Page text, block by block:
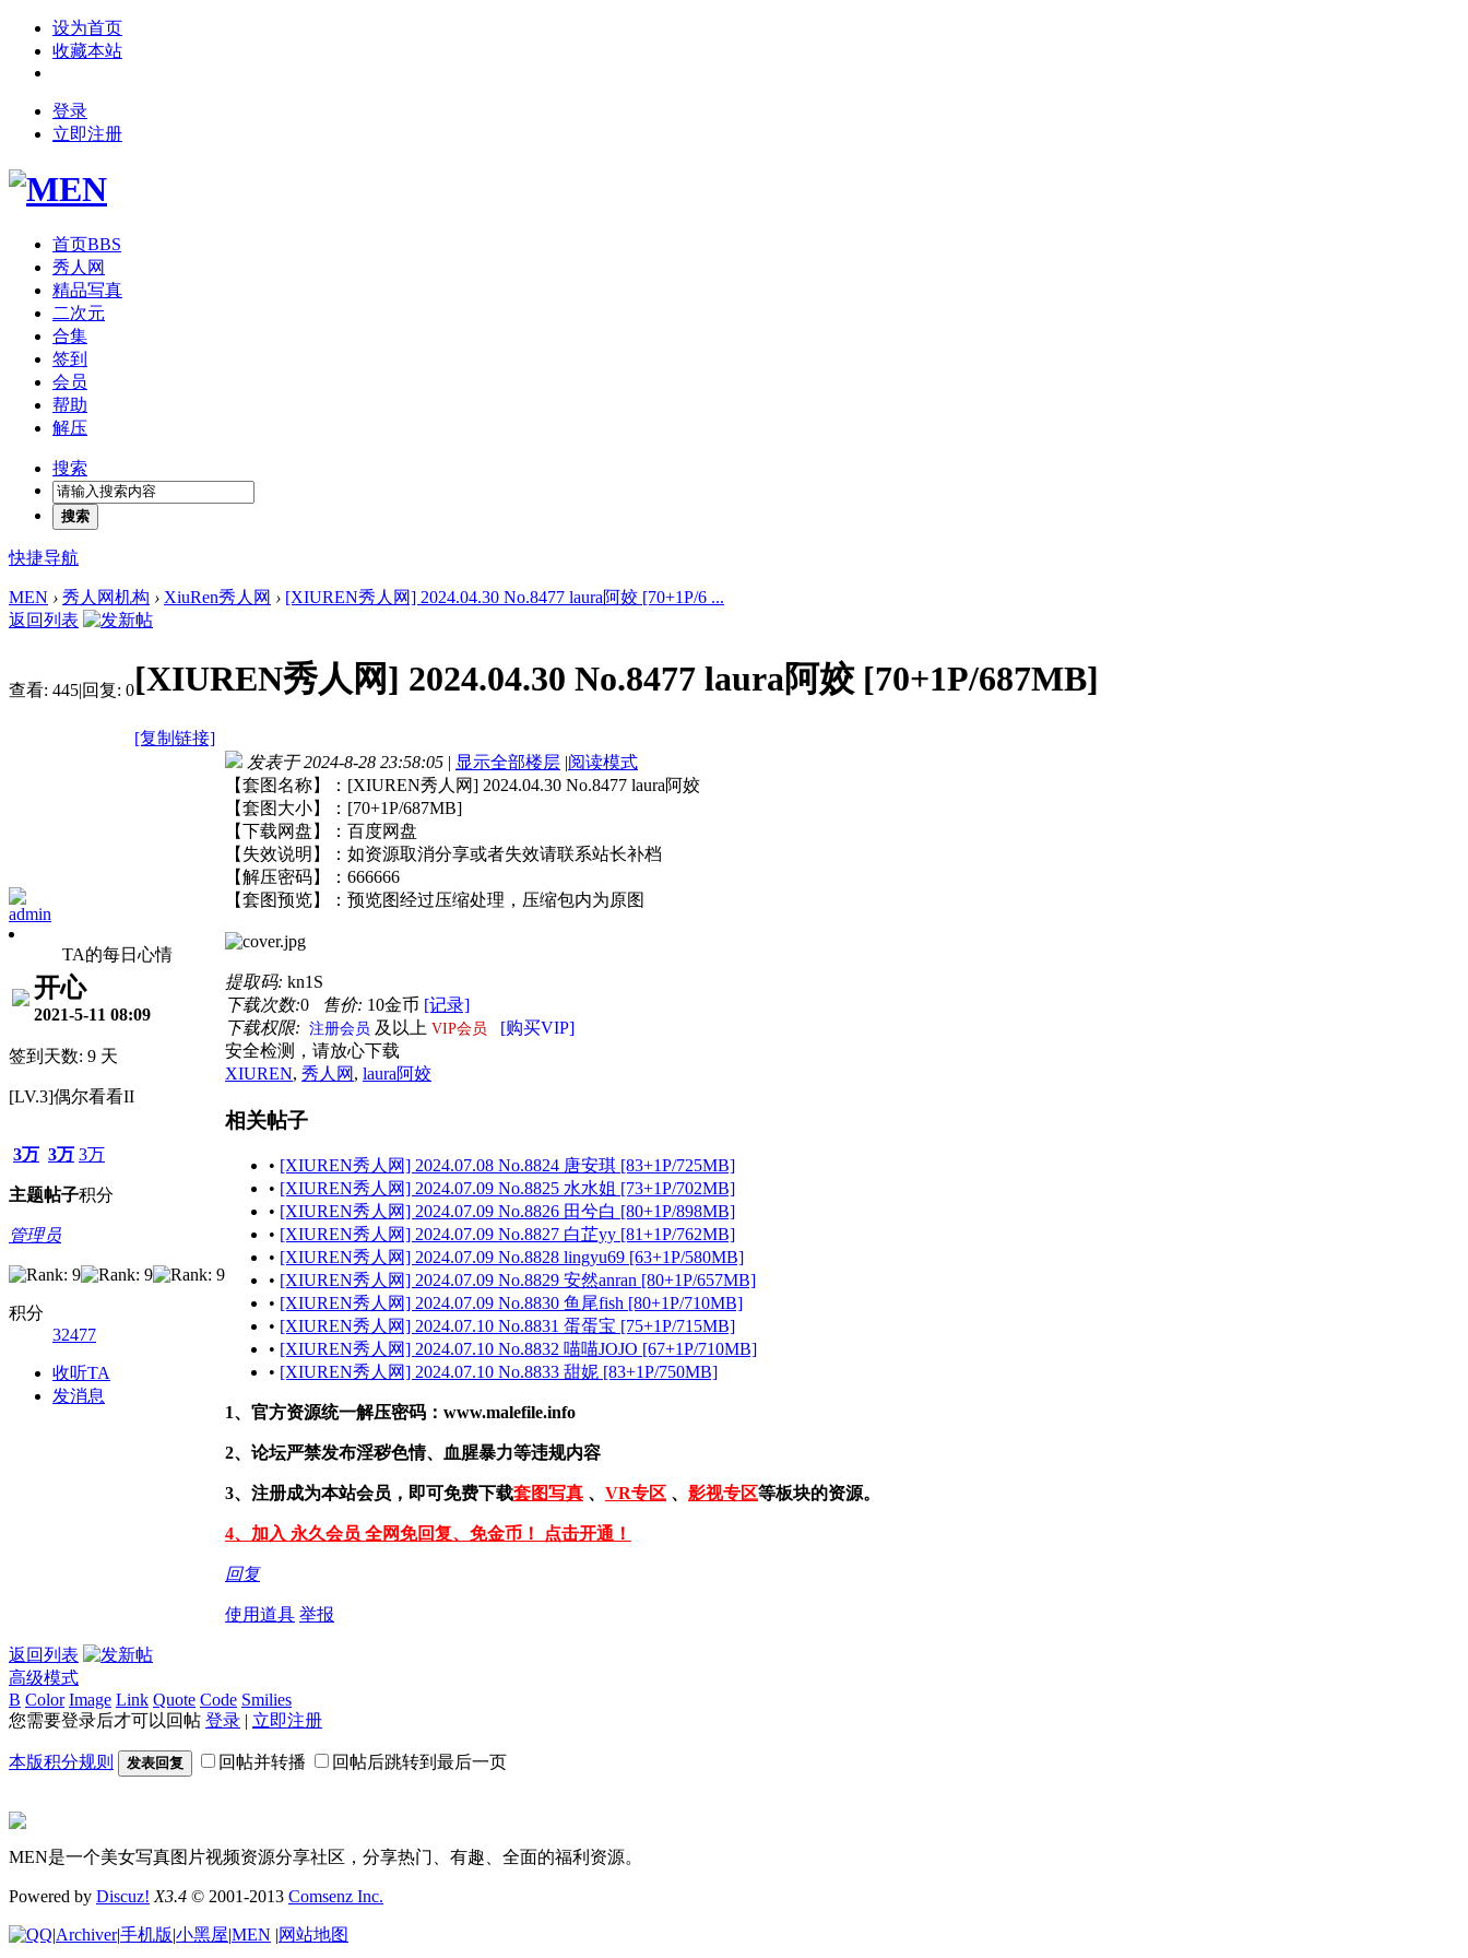
设为首页
收藏本站
登录
立即注册
首页BBS
秀人网
精品写真
二次元
合集
签到
会员
帮助
解压
搜索
搜索
快捷导航
MEN › 秀人网机构 › XiuRen秀人网 › [XIUREN秀人网] 2024.04.30 No.8477 laura阿姣 [70+1P/6 ...
返回列表
查看: 445|回复: 0[XIUREN秀人网] 2024.04.30 No.8477 laura阿姣 [70+1P/687MB]
[复制链接]
admin
TA的每日心情
开心
2021-5-11 08:09
签到天数: 9 天
[LV.3]偶尔看看II
3万
主题
3万
帖子
3万
积分
管理员
积分
32477
收听TA
发消息
发表于 2024-8-28 23:58:05 | 显示全部楼层 |阅读模式
【套图名称】：[XIUREN秀人网] 2024.04.30 No.8477 laura阿姣
【套图大小】：[70+1P/687MB]
【下载网盘】：百度网盘
【失效说明】：如资源取消分享或者失效请联系站长补档
【解压密码】：666666
【套图预览】：预览图经过压缩处理，压缩包内为原图
提取码: kn1S
下载次数:0 售价: 10金币 [记录]
下载权限: 注册会员 及以上 VIP会员
[购买VIP]
安全检测，请放心下载
XIUREN, 秀人网 , laura阿姣
相关帖子
• [XIUREN秀人网] 2024.07.08 No.8824 唐安琪 [83+1P/725MB]
• [XIUREN秀人网] 2024.07.09 No.8825 水水姐 [73+1P/702MB]
• [XIUREN秀人网] 2024.07.09 No.8826 田兮白 [80+1P/898MB]
• [XIUREN秀人网] 2024.07.09 No.8827 白芷yy [81+1P/762MB]
• [XIUREN秀人网] 2024.07.09 No.8828 lingyu69 [63+1P/580MB]
• [XIUREN秀人网] 2024.07.09 No.8829 安然anran [80+1P/657MB]
• [XIUREN秀人网] 2024.07.09 No.8830 鱼尾fish [80+1P/710MB]
• [XIUREN秀人网] 2024.07.10 No.8831 蛋蛋宝 [75+1P/715MB]
• [XIUREN秀人网] 2024.07.10 No.8832 喵喵JOJO [67+1P/710MB]
• [XIUREN秀人网] 2024.07.10 No.8833 甜妮 [83+1P/750MB]
1、官方资源统一解压密码：www.malefile.info
2、论坛严禁发布淫秽色情、血腥暴力等违规内容
3、注册成为本站会员，即可免费下载套图写真 、 VR专区 、 影视专区等板块的资源。
4、加入 永久会员 全网免回复、免金币！ 点击开通！
回复
使用道具 举报
返回列表
高级模式
B Color Image Link Quote Code Smilies
您需要登录后才可以回帖 登录 | 立即注册
本版积分规则 发表回复 回帖并转播 回帖后跳转到最后一页
MEN是一个美女写真图片视频资源分享社区，分享热门、有趣、全面的福利资源。
Powered by Discuz! X3.4 © 2001-2013 Comsenz Inc.
|Archiver|手机版|小黑屋|MEN |网站地图